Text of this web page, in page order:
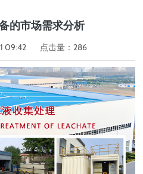
的市场需求分析
09:42 点击量： 286